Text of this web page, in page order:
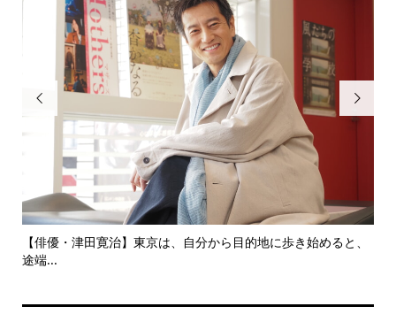

【俳優・津田寛治】東京は、自分から目的地に歩き始めると、
途端...
